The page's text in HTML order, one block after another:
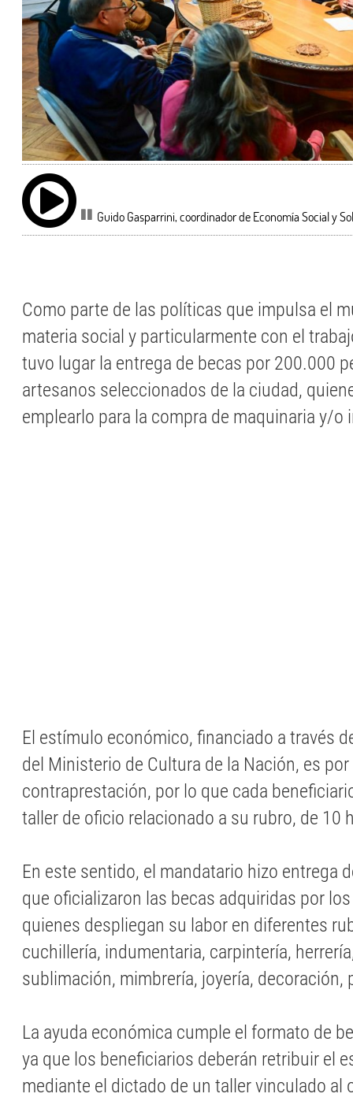
Guido Gasparrini, coordinador de Economía Social y
Como parte de las políticas que impulsa el
materia social y particularmente con el
tuvo lugar la entrega de becas por 200.000
artesanos seleccionados de la ciudad,
emplearlo para la compra de maquinaria y/o
El estímulo económico, financiado a través
del Ministerio de Cultura de la Nación, es por
contraprestación, por lo que cada
taller de oficio relacionado a su rubro, de 10
En este sentido, el mandatario hizo entrega
que oficializaron las becas adquiridas por
quienes despliegan su labor en diferentes
cuchillería, indumentaria, carpintería,
sublimación, mimbrería, joyería, decoración,
La ayuda económica cumple el formato de
ya que los beneficiarios deberán retribuir el
mediante el dictado de un taller vinculado al